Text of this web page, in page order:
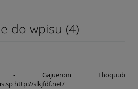
do wpisu (4)
- Gajuerom Ehoquub
http://slkjfdf.net/